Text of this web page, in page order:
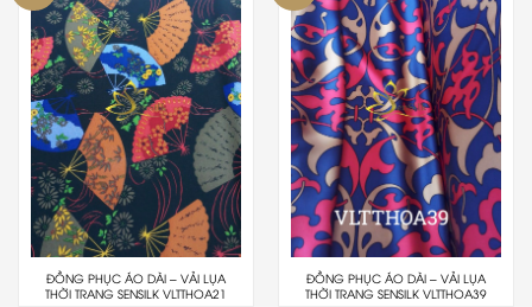
ĐỒNG PHỤC ÁO DÀI – VẢI LỤA
THỜI TRANG SENSILK VLTTHOA21
ĐỒNG PHỤC ÁO DÀI – VẢI LỤA
THỜI TRANG SENSILK VLTTHOA39